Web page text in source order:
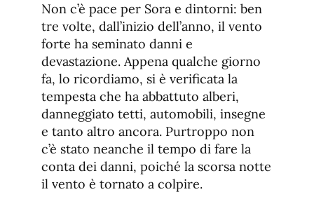
fuente
de
fuente.
Non c’è pace per Sora e dintorni: ben
tre volte, dall’inizio dell’anno, il vento
forte ha seminato danni e
devastazione. Appena qualche giorno
fa, lo ricordiamo, si è verificata la
tempesta che ha abbattuto alberi,
danneggiato tetti, automobili, insegne
e tanto altro ancora. Purtroppo non
c’è stato neanche il tempo di fare la
conta dei danni, poiché la scorsa notte
il vento è tornato a colpire.